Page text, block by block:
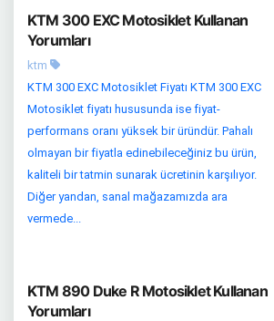
KTM 300 EXC Motosiklet Kullanan
Yorumları
ktm
KTM 300 EXC Motosiklet Fiyatı KTM 300 EXC
Motosiklet fiyatı hususunda ise fiyat-
performans oranı yüksek bir üründür. Pahalı
olmayan bir fiyatla edinebileceğiniz bu ürün,
kaliteli bir tatmin sunarak ücretinin karşılıyor.
Diğer yandan, sanal mağazamızda ara
vermede...
KTM 890 Duke R Motosiklet Kullanan
Yorumları